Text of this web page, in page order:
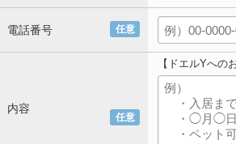
任意
電話番号
任意
内容
【ドエルYへの